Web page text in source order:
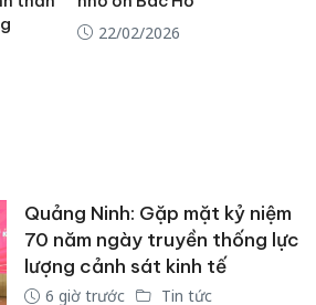
22/02/2026
Quảng Ninh: Gặp mặt kỷ niệm
70 năm ngày truyền thống lực
lượng cảnh sát kinh tế
6 giờ trước Tin tức